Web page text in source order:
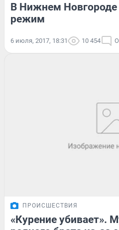
В Нижнем Новгороде
режим
6 июля, 2017, 18:31 10 454
ПРОИСШЕСТВИЯ
«Курение убивает».